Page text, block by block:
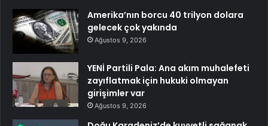
Amerika’nın borcu 40 trilyon dolara
gelecek çok yakında
Ağustos 9, 2026
YENİ Partili Pala: Ana akım muhalefeti
zayıflatmak için hukuki olmayan
girişimler var
Ağustos 9, 2026